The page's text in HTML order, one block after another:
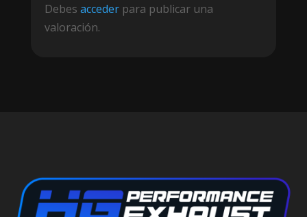
Debes accederpara publicar una
valoración.